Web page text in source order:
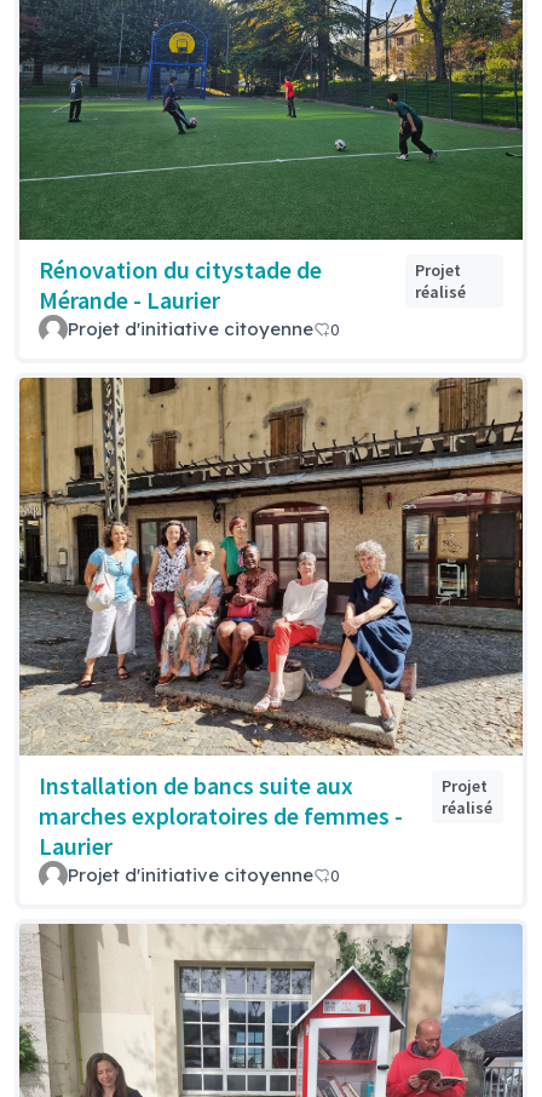
Rénovation du citystade de
Mérande - Laurier
Projet
réalisé
Projet d'initiative citoyenne 0
Installation de bancs suite aux
marches exploratoires de femmes -
Laurier
Projet
réalisé
Projet d'initiative citoyenne 0